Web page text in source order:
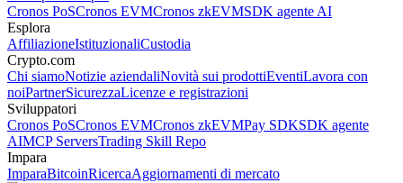
Cronos PoSCronos EVMCronos zkEVMSDK agente AI
Esplora
AffiliazioneIstituzionaliCustodia
Crypto.com
Chi siamoNotizie aziendaliNovità sui prodottiEventiLavora con
noiPartnerSicurezzaLicenze e registrazioni
Sviluppatori
Cronos PoSCronos EVMCronos zkEVMPay SDKSDK agente
AIMCP ServersTrading Skill Repo
Impara
ImparaBitcoinRicercaAggiornamenti di mercato